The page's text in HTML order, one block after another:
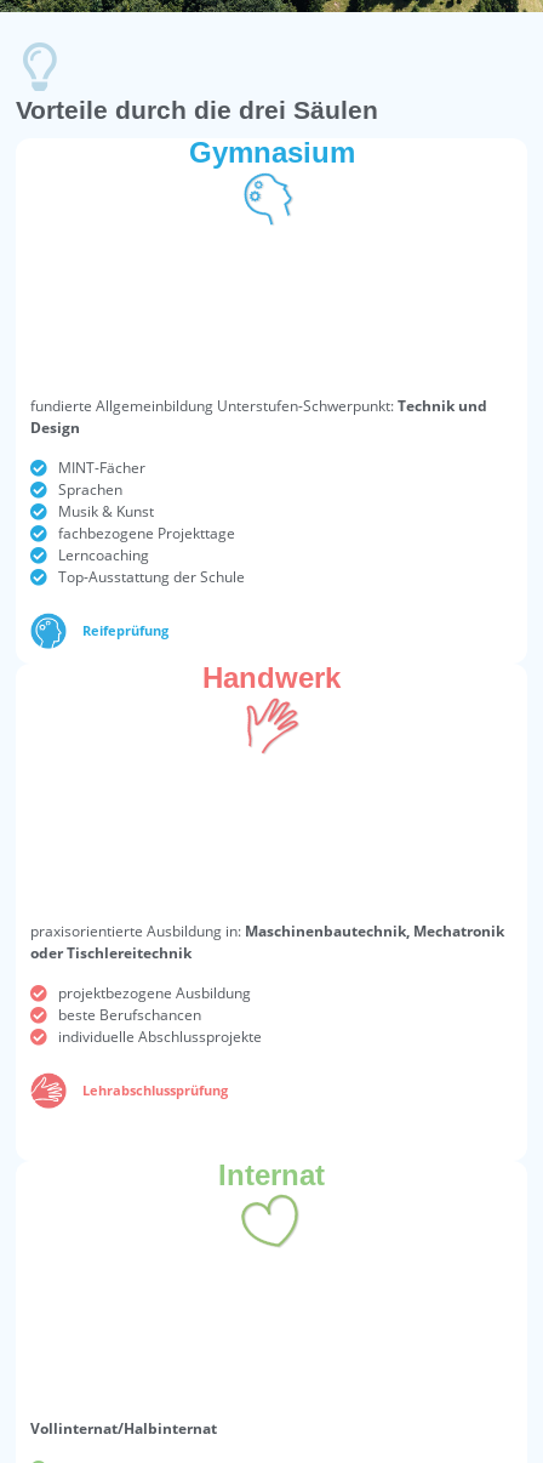
Vorteile durch die drei Säulen
Gymnasium
fundierte Allgemeinbildung Unterstufen-Schwerpunkt:Technik und
Design
MINT-Fächer
Sprachen
Musik & Kunst
fachbezogene Projekttage
Lerncoaching
Top-Ausstattung der Schule
Reifeprüfung
Handwerk
praxisorientierte Ausbildung in: Maschinenbautechnik, Mechatronik
oder Tischlereitechnik
projektbezogene Ausbildung
beste Berufschancen
individuelle Abschlussprojekte
Lehrabschlussprüfung
Internat
Vollinternat/Halbinternat